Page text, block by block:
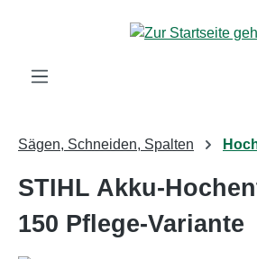
Zum Hauptinhalt springen
Sägen, Schneiden, Spalten
STIHL Akku-
150 Pflege-Variante